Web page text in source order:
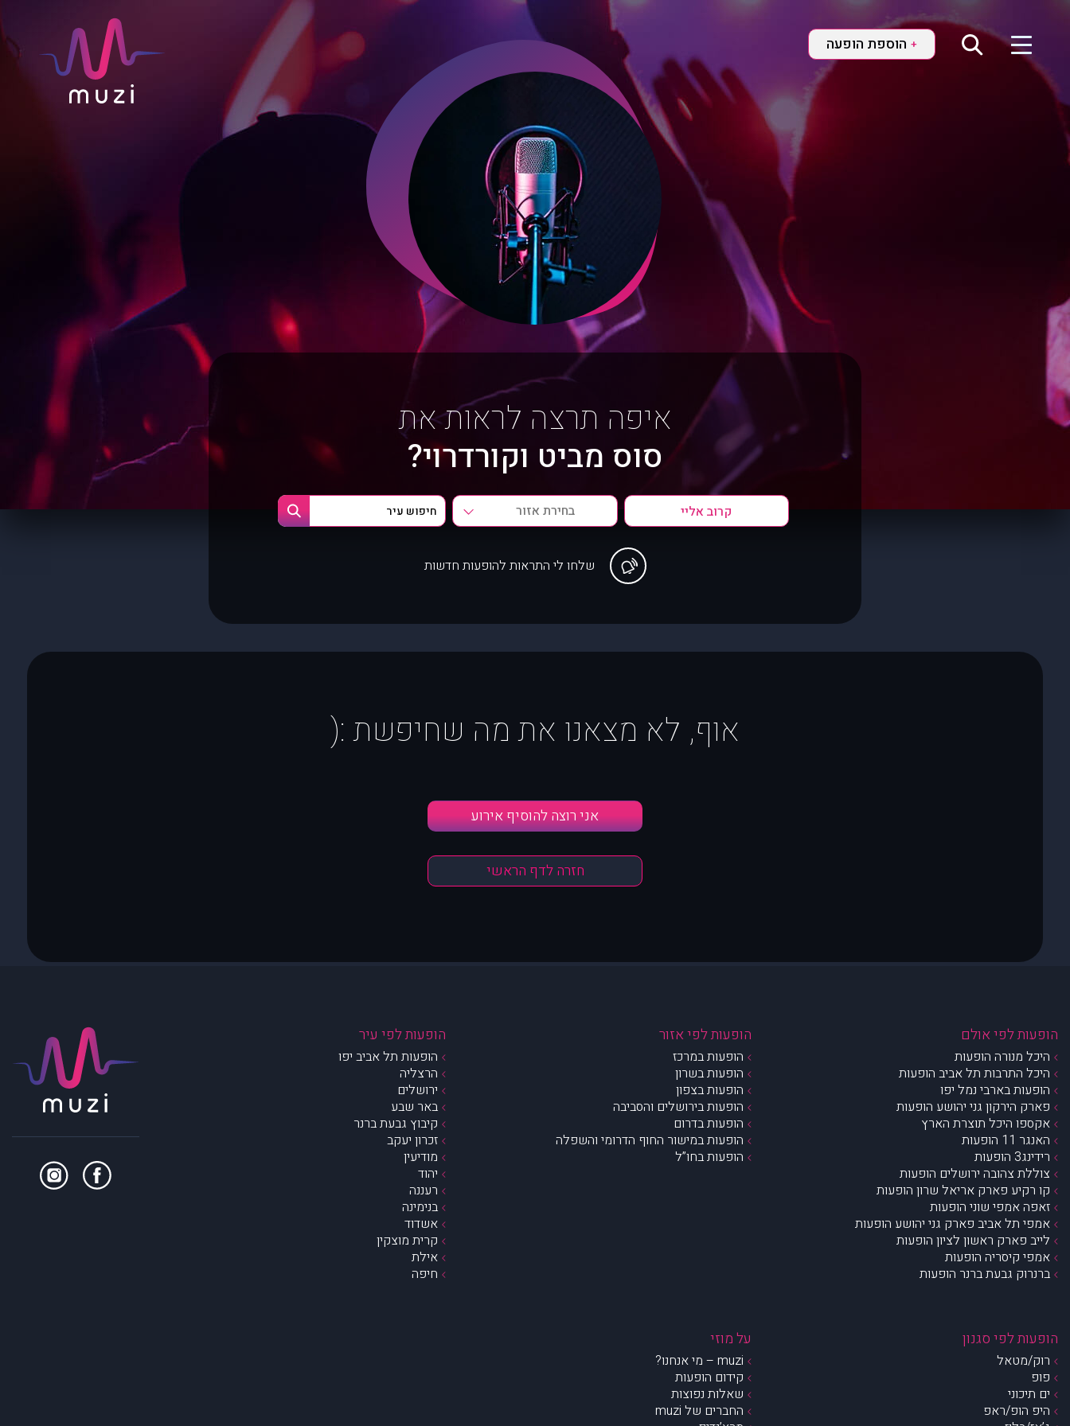
+ הוספת הופעה
איפה תרצה לראות את
סוס מביט וקורדרוי?
בחירת אזור
שלחו לי התראות להופעות חדשות
אוף, לא מצאנו את מה שחיפשת :(
אני רוצה להוסיף אירוע
חזרה לדף הראשי
הופעות לפי אולם
היכל מנורה הופעות
היכל התרבות תל אביב הופעות
הופעות בארבי נמל יפו
פארק הירקון גני יהושע הופעות
אקספו היכל תוצרת הארץ
האנגר 11 הופעות
רידינג3 הופעות
צוללת צהובה ירושלים הופעות
קו רקיע פארק אריאל שרון הופעות
זאפה אמפי שוני הופעות
אמפי תל אביב פארק גני יהושע הופעות
לייב פארק ראשון לציון הופעות
אמפי קיסריה הופעות
ברנרוק גבעת ברנר הופעות
הופעות לפי אזור
הופעות במרכז
הופעות בשרון
הופעות בצפון
הופעות בירושלים והסביבה
הופעות בדרום
הופעות במישור החוף הדרומי והשפלה
הופעות בחו”ל
הופעות לפי עיר
הופעות תל אביב יפו
הרצליה
ירושלים
באר שבע
קיבוץ גבעת ברנר
זכרון יעקב
מודיעין
יהוד
רעננה
בנימינה
אשדוד
קרית מוצקין
אילת
חיפה
הופעות לפי סגנון
רוק/מטאל
פופ
ים תיכוני
היפ הופ/ראפ
על מוזי
muzi – מי אנחנו?
קידום הופעות
שאלות נפוצות
החברים של muzi